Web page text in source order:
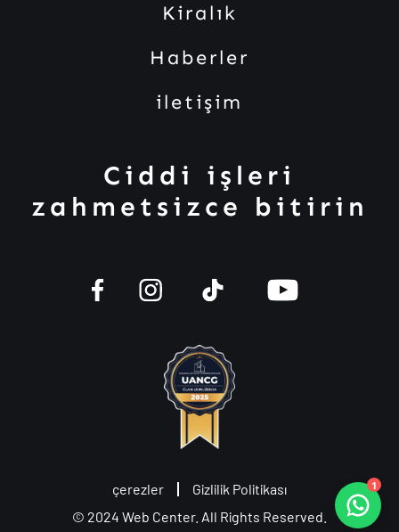
Kiralık
Haberler
iletişim
Ciddi işleri
zahmetsizce bitirin
© 2024 Web Center. All Rights Reserved.
çerezler Gizlilik Politikası 1